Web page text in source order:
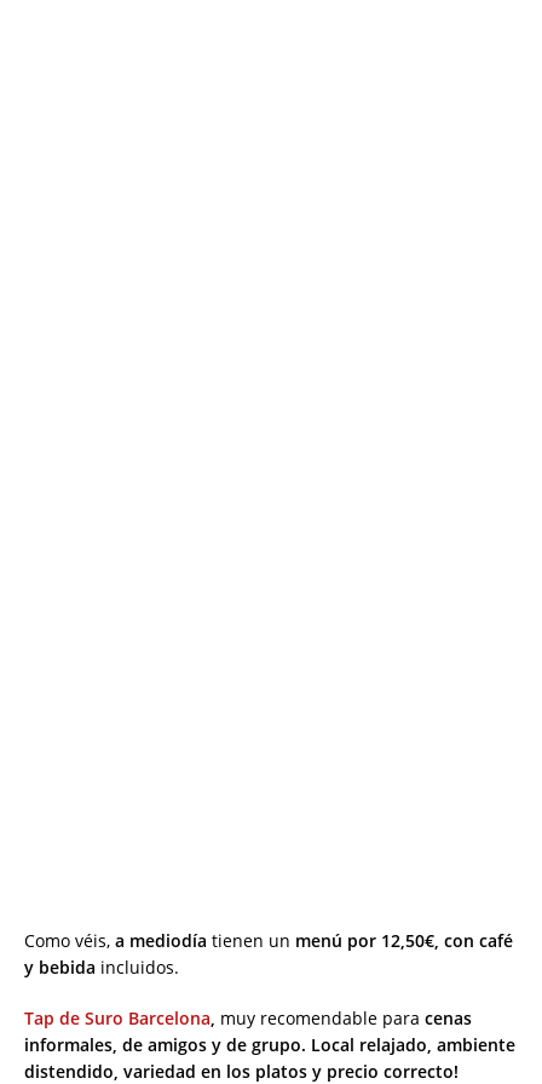
Como véis, a mediodía tienen un menú por 12,50€, con café
y bebida incluidos.
Tap de Suro Barcelona, muy recomendable para cenas
informales, de amigos y de grupo. Local relajado, ambiente
distendido, variedad en los platos y precio correcto!